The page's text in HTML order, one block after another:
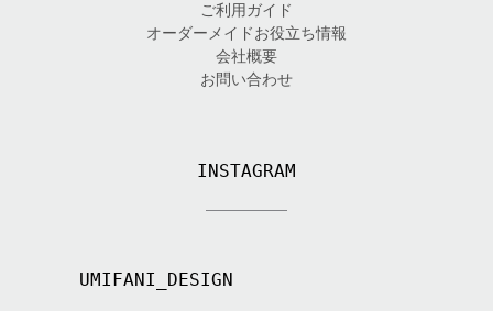
ご利用ガイド
オーダーメイドお役立ち情報
会社概要
お問い合わせ
INSTAGRAM
UMIFANI_DESIGN